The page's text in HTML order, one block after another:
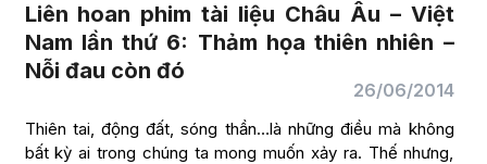
Liên hoan phim tài liệu Châu Âu – Việt
Nam lần thứ 6: Thảm họa thiên nhiên –
Nỗi đau còn đó
26/06/2014
Thiên tai, động đất, sóng thần…là những điều mà không
bất kỳ ai trong chúng ta mong muốn xảy ra. Thế nhưng,